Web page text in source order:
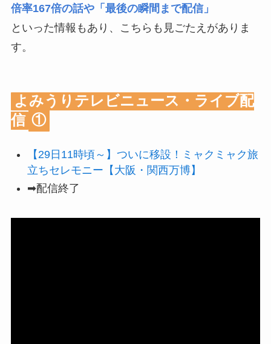
倍率167倍の話や「最後の瞬間まで配信」
といった情報もあり、こちらも見ごたえがありま
す。
よみうりテレビニュース・ライブ配
信 ①
【29日11時頃～】ついに移設！ミャクミャク旅
立ちセレモニー【大阪・関西万博】
➡配信終了